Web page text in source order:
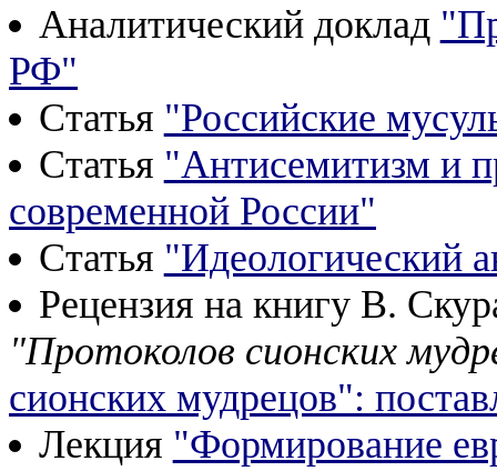
Аналитический доклад
РФ"
Статья "Российские
Статья "Антисемитизм и
современной России"
Статья "Идеологический
Рецензия на книгу В.
"Протоколов сионских
сионских мудрецов":
Лекция "Формирование